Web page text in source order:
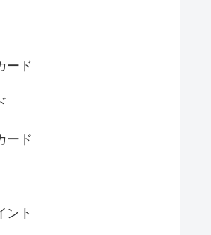
ード
ード
ント